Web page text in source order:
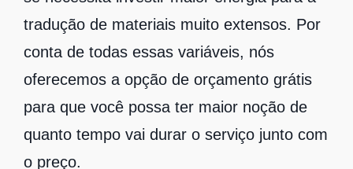
tradução de materiais muito extensos. Por
conta de todas essas variáveis, nós
oferecemos a opção de orçamento grátis
para que você possa ter maior noção de
quanto tempo vai durar o serviço junto com
o preço.